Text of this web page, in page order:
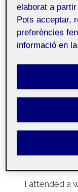
WORKSHOP
well-
Blanca
Tutoria
I attended a
elaborat a
Pots acceptar,
preferències
informació en